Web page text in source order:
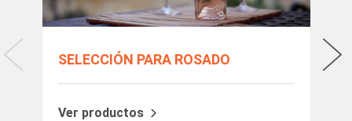
SELECCIÓN PARA ROSADO
Ver productos